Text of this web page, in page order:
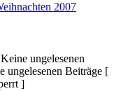
2007
Keine ungelesenen
ungelesenen Beiträge [
]